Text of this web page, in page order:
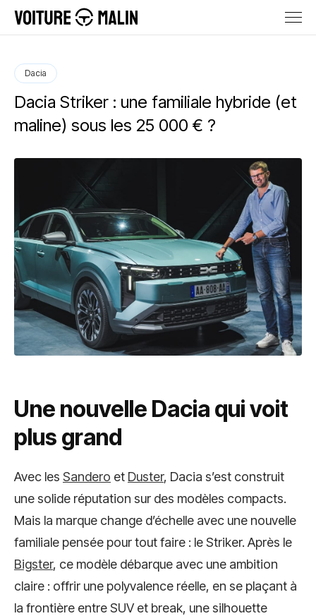
Dacia
Dacia Striker : une familiale hybride (et
maline) sous les 25 000 € ?
Une nouvelle Dacia qui voit
plus grand
Avec les Sandero et Duster, Dacia s’est construit
une solide réputation sur des modèles compacts.
Mais la marque change d’échelle avec une nouvelle
familiale pensée pour tout faire : le Striker. Après le
Bigster, ce modèle débarque avec une ambition
claire : offrir une polyvalence réelle, en se plaçant à
la frontière entre SUV et break, une silhouette